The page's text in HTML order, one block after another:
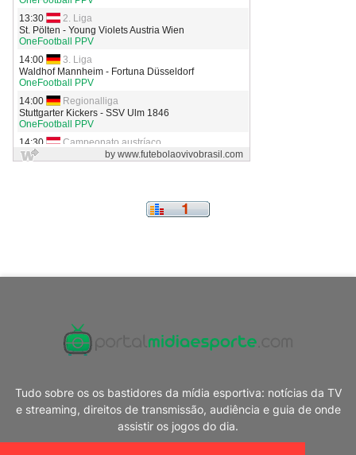
Tudo sobre os os bastidores da mídia esportiva: notícias da TV
e streaming, direitos de transmissão, audiência e guia de onde
assistir os jogos do dia.